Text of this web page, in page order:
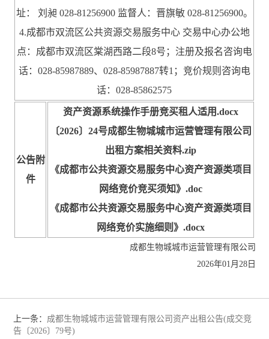
址： 刘昶 028-81256900 监督人：晋旗敏 028-81256900。
4.成都市双流区公共资源交易服务中心 交易中心办公地
点：成都市双流区棠湖西路二段8号；注册及报名咨询电
话：028-85987889、028-85987887转1；竞价规则咨询电
话：028-85862575
公告附
件
资产资源系统操作手册竞买租人适用.docx
〔2026〕24号成都生物城城市运营管理有限公司
出租方案相关资料.zip
《成都市公共资源交易服务中心资产资源类项目
网络竞价竞买须知》.doc
《成都市公共资源交易服务中心资产资源类项目
网络竞价实施细则》.docx
成都生物城城市运营管理有限公司
2026年01月28日
上一条： 成都生物城城市运营管理有限公司资产出租公告(成交竞
告〔2026〕79号)